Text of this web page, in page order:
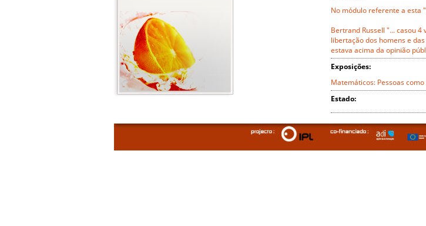
No módulo referente a esta
Bertrand Russell "... casou
libertação dos homens e
estava acima da opinião
Exposições:
Matemáticos: Pessoas como
Estado: